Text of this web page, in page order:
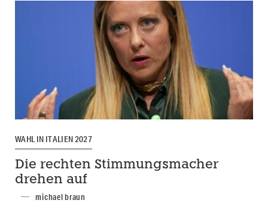
WAHL IN ITALIEN 2027
Die rechten Stimmungsmacher
drehen auf
michael braun